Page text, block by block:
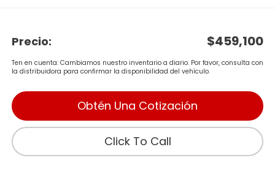
Precio: $459,100
Ten en cuenta: Cambiamos nuestro inventario a diario. Por favor, consulta con
la distribuidora para confirmar la disponibilidad del vehículo.
Obtén Una Cotización
Click To Call